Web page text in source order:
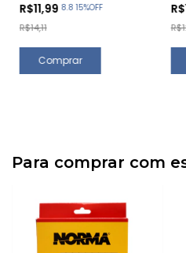
R$11,99 8.8 15%OFF
R$14,11
Para comprar com